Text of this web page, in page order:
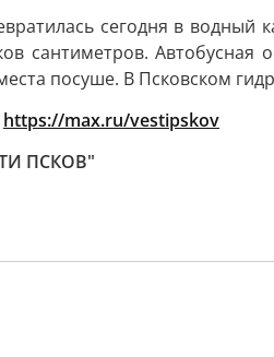
сегодня в
сантиметров.
посуше. В Псковском
https://max.ru/vestipskov
ПСКОВ"